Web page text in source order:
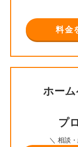
料金
ホー
プ
＼ 相談